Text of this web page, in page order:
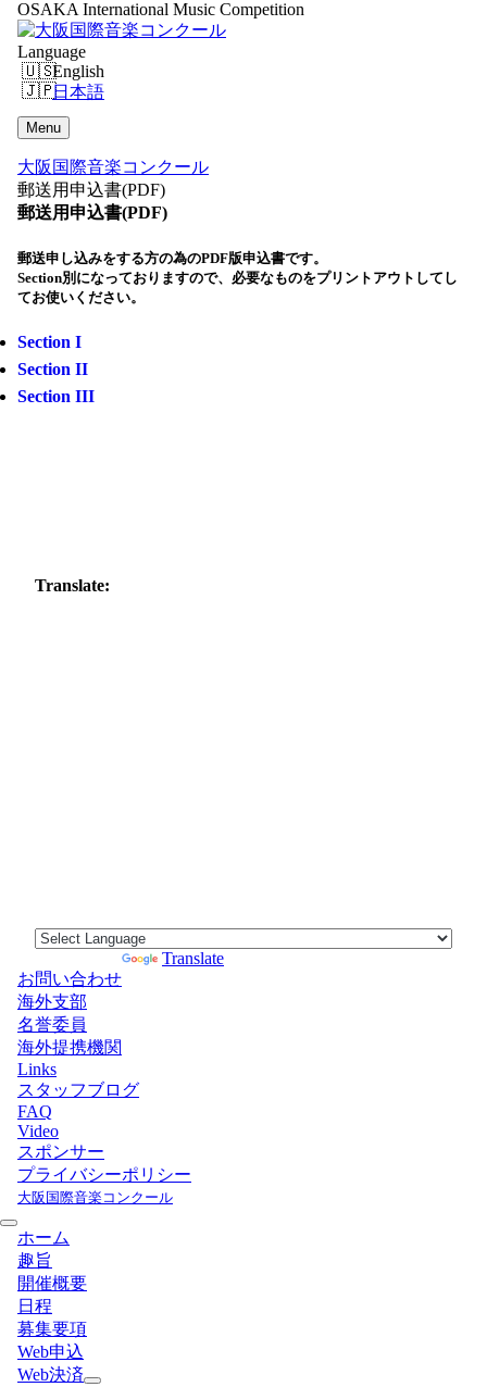
OSAKA International Music Competition
Language
English
日本語
Menu
大阪国際音楽コンクール
郵送用申込書(PDF)
郵送用申込書(PDF)
郵送申し込みをする方の為のPDF版申込書です。
Section別になっておりますので、必要なものをプリントアウトしてし
てお使いください。
Section I
Section II
Section III
Translate:
Translate
お問い合わせ
海外支部
名誉委員
海外提携機関
Links
スタッフブログ
FAQ
Video
スポンサー
プライバシーポリシー
大阪国際音楽コンクール
ホーム
趣旨
開催概要
日程
募集要項
Web申込
Web決済